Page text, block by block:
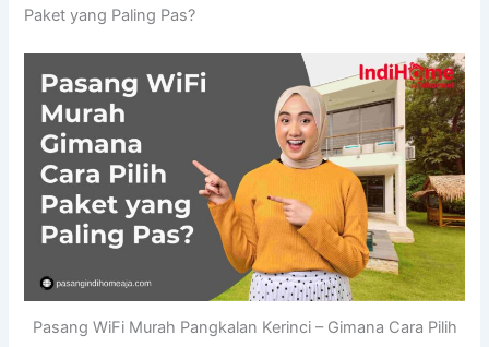
Paket yang Paling Pas?
Pasang WiFi Murah Pangkalan Kerinci – Gimana Cara Pilih